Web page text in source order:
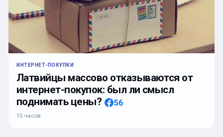
ИНТЕРНЕТ-ПОКУПКИ
Латвийцы массово отказываются от
интернет-покупок: был ли смысл
поднимать цены?
56
15 часов